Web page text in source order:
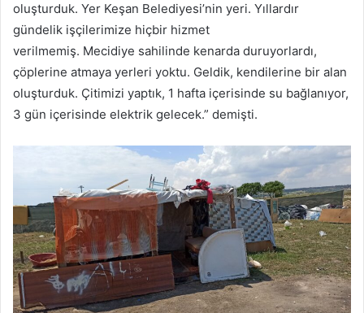
oluşturduk. Yer Keşan Belediyesi’nin yeri. Yıllardır
gündelik işçilerimize hiçbir hizmet
verilmemiş. Mecidiye sahilinde kenarda duruyorlardı,
çöplerine atmaya yerleri yoktu. Geldik, kendilerine bir alan
oluşturduk. Çitimizi yaptık, 1 hafta içerisinde su bağlanıyor,
3 gün içerisinde elektrik gelecek.” demişti.